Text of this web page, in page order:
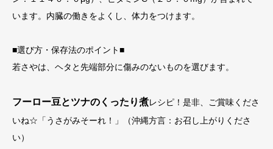
います。内臓の働きをよくし、体力をつけます。
■選び方・保存法のポイント■
若さやは、ヘタと先端部分に傷みのないものを選びます。
フーロー豆とツナのくったり煮レシピ！是非、ご賞味くださ
いね☆「うさがみそーれ！」（沖縄方言：お召し上がりくださ
い）